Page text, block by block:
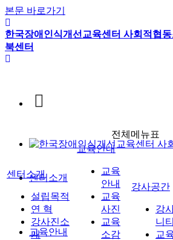
본문 바로가기
한국장애인식개선교육센터 사회적협
북센터
센터소개
교육안내
전체메뉴표
센터소개
설립목적
연 혁
강사진소
개
교육안내
교육
안내
교육
사진
교육
소감
강사공간
강
니티
교